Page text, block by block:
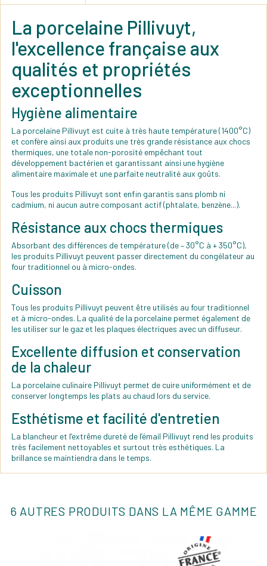
La porcelaine Pillivuyt,
l'excellence française aux
qualités et propriétés
exceptionnelles
Hygiène alimentaire
La porcelaine Pillivuyt est cuite à très haute température (1400°C)
et confère ainsi aux produits une très grande résistance aux chocs
thermiques, une totale non-porosité empêchant tout
développement bactérien et garantissant ainsi une hygiène
alimentaire maximale et une parfaite neutralité aux goûts.
Tous les produits Pillivuyt sont enfin garantis sans plomb ni
cadmium, ni aucun autre composant actif (phtalate, benzène...).
Résistance aux chocs thermiques
Absorbant des différences de température (de – 30°C à + 350°C),
les produits Pillivuyt peuvent passer directement du congélateur au
four traditionnel ou à micro-ondes.
Cuisson
Tous les produits Pillivuyt peuvent être utilisés au four traditionnel
et à micro-ondes. La qualité de la porcelaine permet également de
les utiliser sur le gaz et les plaques électriques avec un diffuseur.
Excellente diffusion et conservation
de la chaleur
La porcelaine culinaire Pillivuyt permet de cuire uniformément et de
conserver longtemps les plats au chaud lors du service.
Esthétisme et facilité d'entretien
La blancheur et l’extrême dureté de l’émail Pillivuyt rend les produits
très facilement nettoyables et surtout très esthétiques. La
brillance se maintiendra dans le temps.
6 AUTRES PRODUITS DANS LA MÊME GAMME